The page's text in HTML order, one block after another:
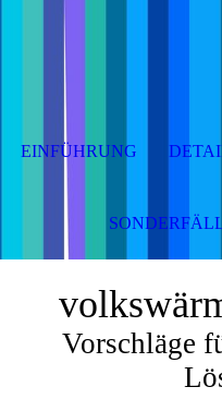
Vorschläge
EINFÜHRUNG